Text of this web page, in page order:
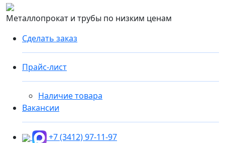
Металлопрокат и трубы по низким ценам
Сделать заказ
Прайс-лист
Наличие товара
Вакансии
+7 (3412) 97-11-97